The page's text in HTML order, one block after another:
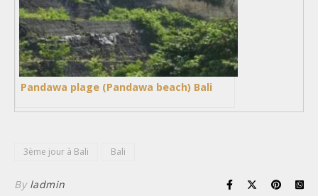
Pandawa plage (Pandawa beach) Bali
3ème jour à Bali Bali
By ladmin